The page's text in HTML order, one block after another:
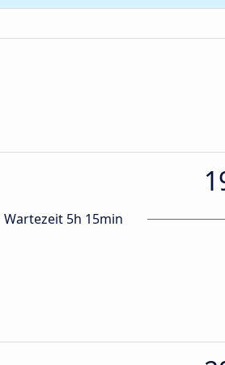
Wartezeit 5h 15min